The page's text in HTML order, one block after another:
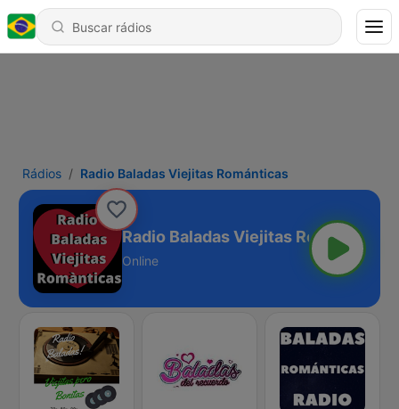
Rádios Radio Baladas Viejitas Románticas
Radio Baladas Viejitas Románticas
Online